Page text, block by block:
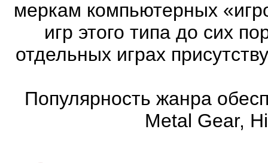
меркам компьютерных
игр этого типа до сих
отдельных играх
Популярность жанра
Metal Gear,